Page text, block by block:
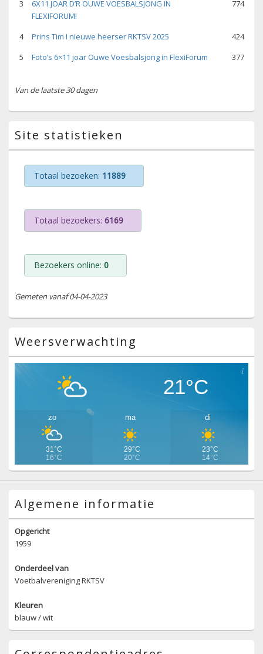
3
6X11 JOAR D’R OUWE VOESBALSJONG IN
FLEXIFORUM!
774
4 Prins Tim I nieuwe heerser RKTSV 2025
424
5
Foto’s 6×11 joar Ouwe Voesbalsjong in FlexiForum 377
Van de laatste 30 dagen
Site statistieken
Totaal bezoeken: 11889
Totaal bezoekers: 6169
Bezoekers online: 0
Gemeten vanaf 04-04-2023
Weersverwachting
21°C
zo
31°C
16°C
ma
29°C
20°C
di
23°C
14°C
Algemene informatie
Opgericht
1959
Onderdeel van
Voetbalvereniging RKTSV
Kleuren
blauw / wit